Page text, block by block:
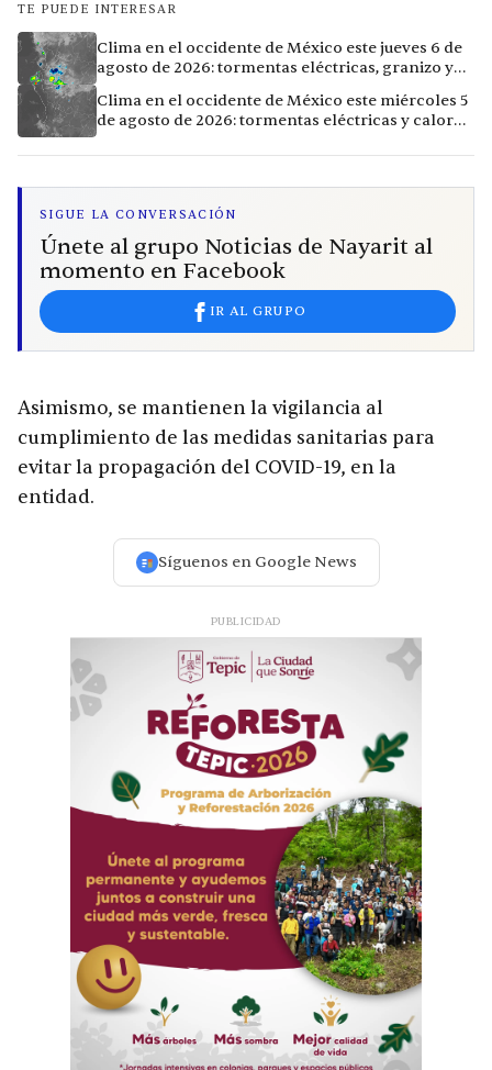
TE PUEDE INTERESAR
Clima en el occidente de México este jueves 6 de
agosto de 2026: tormentas eléctricas, granizo y
Clima en el occidente de México este miércoles 5
de agosto de 2026: tormentas eléctricas y calor
SIGUE LA CONVERSACIÓN
Únete al grupo Noticias de Nayarit al
momento en Facebook
IR AL GRUPO
Asimismo, se mantienen la vigilancia al
cumplimiento de las medidas sanitarias para
evitar la propagación del COVID-19, en la
entidad.
Síguenos en Google News
PUBLICIDAD